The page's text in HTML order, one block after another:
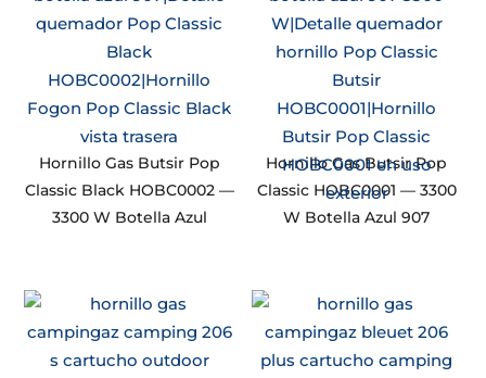
Hornillo Gas Butsir Pop
Classic Black HOBC0002 —
3300 W Botella Azul
Hornillo Gas Butsir Pop
Classic HOBC0001 — 3300
W Botella Azul 907